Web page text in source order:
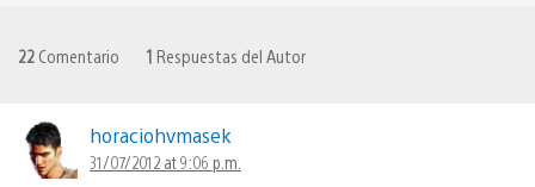
22 Comentario 1 Respuestas del Autor
horaciohvmasek
31/07/2012 at 9:06 p.m.